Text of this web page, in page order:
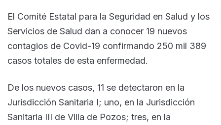
El Comité Estatal para la Seguridad en Salud y los
Servicios de Salud dan a conocer 19 nuevos
contagios de Covid-19 confirmando 250 mil 389
casos totales de esta enfermedad.
De los nuevos casos, 11 se detectaron en la
Jurisdicción Sanitaria I; uno, en la Jurisdicción
Sanitaria III de Villa de Pozos; tres, en la